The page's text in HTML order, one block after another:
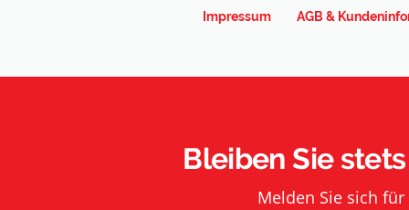
Raddurchmesser: 25 cm
Material Gestell: Stahl
Material Mulde: Kunststoff
Impressum AGB &
Bleiben Sie
Melden Sie sich